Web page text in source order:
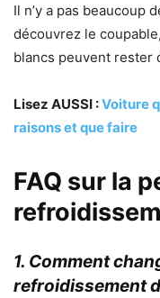
Il n’y a pas beaucoup
découvrez le
blancs peuvent rester
Lisez AUSSI :Voiture
raisons et que faire
FAQ sur la
1. Comment
refroidissement